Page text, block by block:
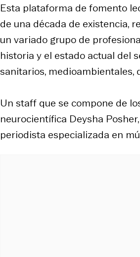
Esta plataforma de fomento
de una década de existencia,
un variado grupo de
historia y el estado actual del
sanitarios, medioambientales,
Un staff que se compone de
neurocientífica Deysha
periodista especializada en